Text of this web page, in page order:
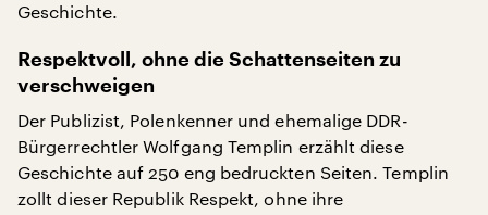
Geschichte.
Respektvoll, ohne die Schattenseiten zu
verschweigen
Der Publizist, Polenkenner und ehemalige DDR-
Bürgerrechtler Wolfgang Templin erzählt diese
Geschichte auf 250 eng bedruckten Seiten. Templin
zollt dieser Republik Respekt, ohne ihre